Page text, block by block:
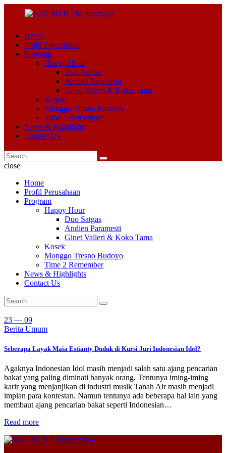
Home
Profil Perusahaan
Program
Happy Hour
Duo Satgas
Andien Paramesti
Ginet Valleri & Koko Tama
Kosek
Monggo Tresno Budoyo
Time 2 Remember
News & Highlights
Contact Us
close
Home
Profil Perusahaan
Program
Happy Hour
Duo Satgas
Andien Paramesti
Ginet Valleri & Koko Tama
Kosek
Monggo Tresno Budoyo
Time 2 Remember
News & Highlights
Contact Us
23 — 09
Berita Umum
Seberapa Layak Maia Estianty Duduk di Kursi Juri Indonesian Idol?
Agaknya Indonesian Idol masih menjadi salah satu ajang pencarian
bakat yang paling diminati banyak orang. Tentunya iming-iming
karir yang menjanjikan di industri musik Tanah Air masih menjadi
impian para kontestan. Namun tentunya ada beberapa hal lain yang
membaut ajang pencarian bakat seperti Indonesian…
Read more